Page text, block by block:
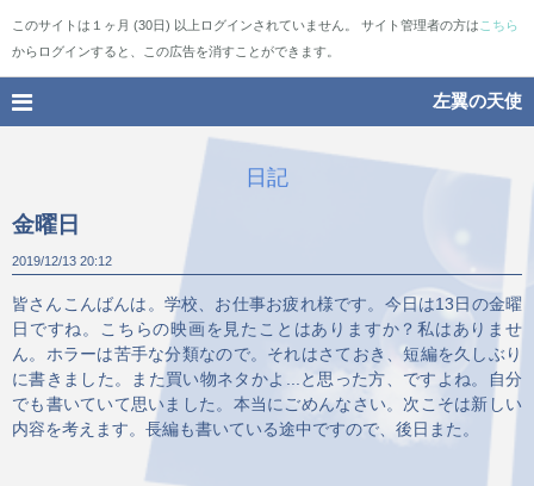
このサイトは１ヶ月 (30日) 以上ログインされていません。 サイト管理者の方は こちら
からログインすると、この広告を消すことができます。
左翼の天使
日記
金曜日
2019/12/13 20:12
皆さんこんばんは。学校、お仕事お疲れ様です。今日は13日の金曜
日ですね。こちらの映画を見たことはありますか？私はありませ
ん。ホラーは苦手な分類なので。それはさておき、短編を久しぶり
に書きました。また買い物ネタかよ...と思った方、ですよね。自分
でも書いていて思いました。本当にごめんなさい。次こそは新しい
内容を考えます。長編も書いている途中ですので、後日また。